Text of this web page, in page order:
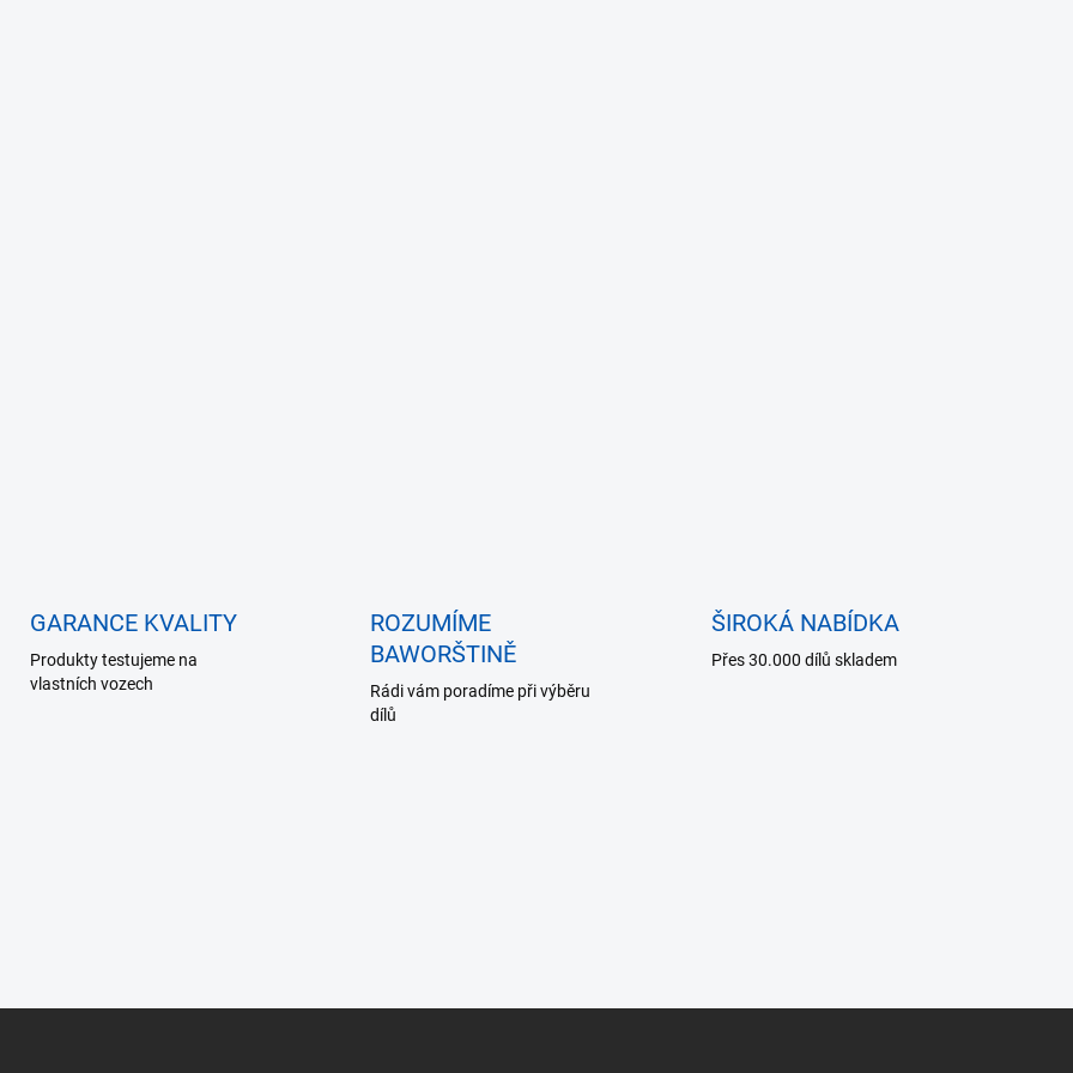
GARANCE KVALITY
Produkty testujeme na
vlastních vozech
ROZUMÍME
BAWORŠTINĚ
Rádi vám poradíme při výběru
dílů
ŠIROKÁ NABÍDKA
Přes 30.000 dílů skladem